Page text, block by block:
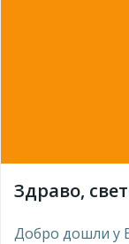
Здраво,
Добро дошли у